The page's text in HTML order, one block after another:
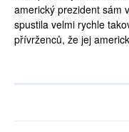
americký prezident sám
spustila velmi rychle
přívrženců, že jej